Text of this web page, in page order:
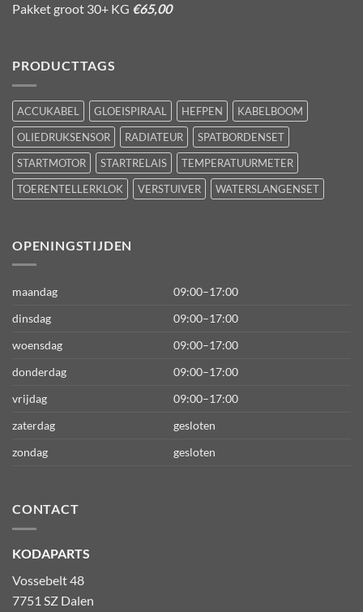
Pakket groot 30+ KG €65,00
PRODUCTTAGS
ACCUKABEL GLOEISPIRAAL HEFPEN
KABELBOOM
OLIEDRUKSENSOR
RADIATEUR
SPATBORDENSET
STARTMOTOR
STARTRELAIS
TEMPERATUURMETER
TOERENTELLERKLOK
VERSTUIVER WATERSLANGENSET
OPENINGSTIJDEN
maandag
09:00–17:00
dinsdag
09:00–17:00
woensdag
09:00–17:00
donderdag
09:00–17:00
vrijdag
09:00–17:00
zaterdag
gesloten
zondag
gesloten
CONTACT
KODAPARTS
Vossebelt 48
7751 SZ Dalen